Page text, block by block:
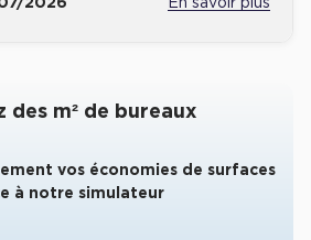
2026 En savoir plus
des m² de bureaux
vos économies de surfaces
à notre simulateur